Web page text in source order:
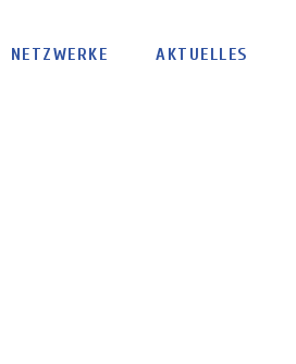
NETZWERKE AKTUELLES